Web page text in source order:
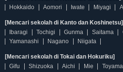
Hokkaido
Aomori Iwate Miyagi
[Mencari sekolah di Kanto dan Koshinetsu]
Ibaragi
Tochigi Gunma Saitama
Yamanashi
Nagano Niigata
[Mencari sekolah di Tokai dan Hokuriku]
Gifu
Shizuoka Aichi Mie Toyama